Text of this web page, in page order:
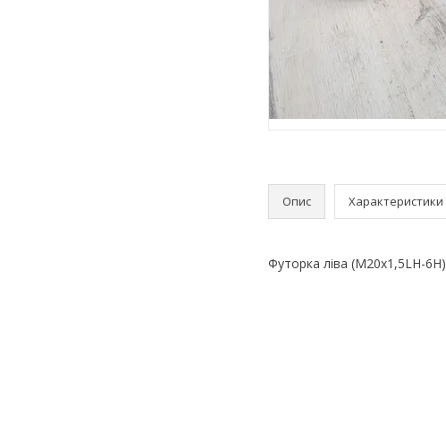
Опис Характеристики
Футорка ліва (М20х1,5LH-6H)